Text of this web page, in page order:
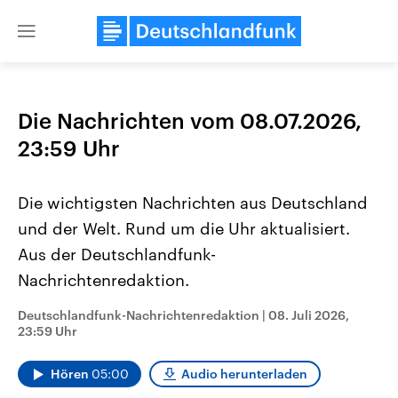
Close
Landtagswahl Sachsen-Anhalt
2026
Alle Informationen
September 2026 einen neuen
Landtag. Seit 2021 wird das
USA
Aktuelle Beiträge,
gehören die Vereinigten
den mächtigsten Ländern
Die Nachrichten vom 08.07.2026,
23:59 Uhr
Die wichtigsten Nachrichten aus Deutschland
und der Welt. Rund um die Uhr aktualisiert.
Aus der Deutschlandfunk-
Nachrichtenredaktion.
Deutschlandfunk-Nachrichtenredaktion | 08. Juli 2026,
23:59 Uhr
Hören 05:00 Audio herunterladen